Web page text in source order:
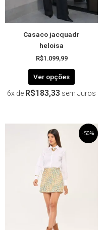
Casaco jacquadr
heloisa
R$1.099,99
Ver opções
escolhidas
na
página
do
6x de R$183,33 sem Juros
-50%
O
preço
original
era:
R$279,99.
O
preço
atual
Este
produto